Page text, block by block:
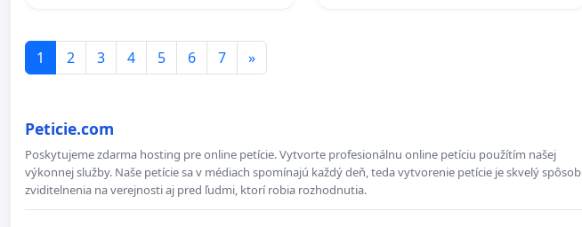
1 2 3 4 5 6 7 »
Peticie.com
Poskytujeme zdarma hosting pre online petície. Vytvorte profesionálnu online petíciu použítím našej
výkonnej služby. Naše petície sa v médiach spomínajú každý deň, teda vytvorenie petície je skvelý spôsob
zviditelnenia na verejnosti aj pred ľudmi, ktorí robia rozhodnutia.